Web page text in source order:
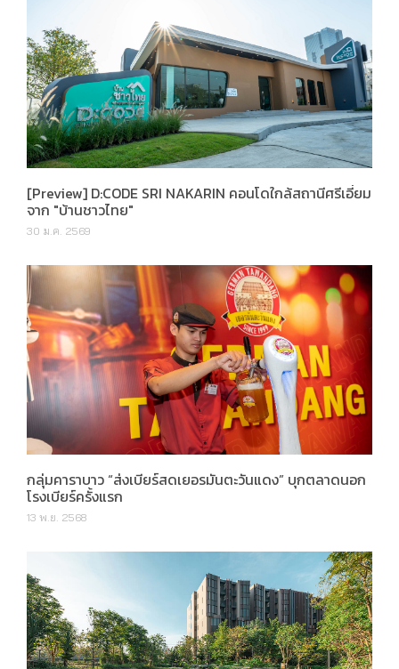
[Preview] D:CODE SRI NAKARIN คอนโดใกล้สถานีศรีเอี่ยม
จาก "บ้านชาวไทย"
30 ม.ค. 2569
กลุ่มคาราบาว “ส่งเบียร์สดเยอรมันตะวันแดง” บุกตลาดนอก
โรงเบียร์ครั้งแรก
13 พ.ย. 2568